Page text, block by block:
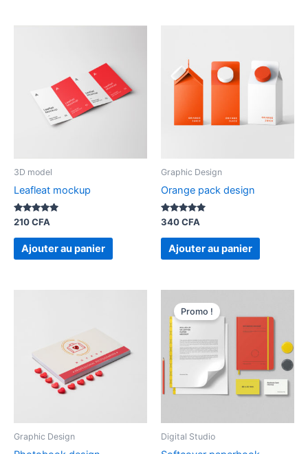
3D model
Leafleat mockup
Note
5.00
sur 5
210CFA
Ajouter au panier
Graphic Design
Orange pack design
Note
5.00
sur 5
340CFA
Ajouter au panier
Graphic Design
Promo !
Digital Studio
prix
initial
220 CFA.
actuel
est :